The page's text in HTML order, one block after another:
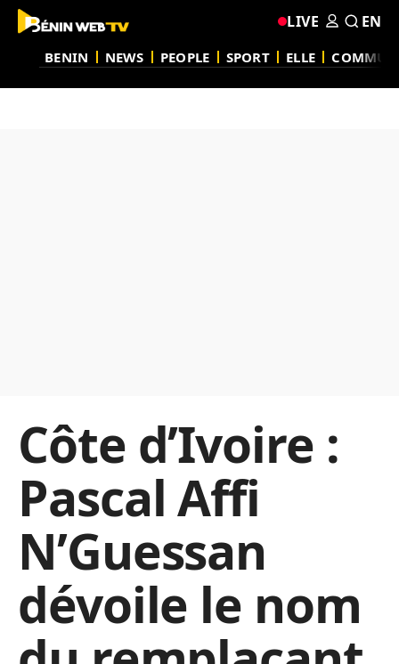
BENIN NEWS PEOPLE SPORT ELLE
LIVE EN
Côte d’Ivoire :
Pascal Affi
N’Guessan
dévoile le nom